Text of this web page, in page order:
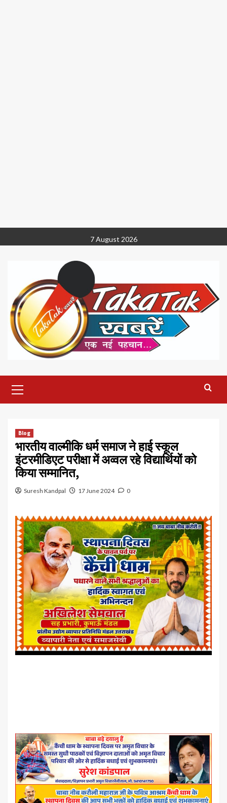
to
7 August 2026
Menu
Blog
भारतीय वाल्मीकि धर्म समाज ने हाई स्कूल
इंटरमीडिएट परीक्षा में अव्वल रहे विद्यार्थियों को
किया सम्मानित,
Suresh Kandpal 17 June 2024 0